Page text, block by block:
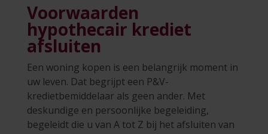
Voorwaarden
hypothecair krediet
afsluiten
Een woning kopen is een belangrijk moment in
uw leven. Dat begrijpt een P&V-
kredietbemiddelaar als geen ander. Met
deskundige en persoonlijke begeleiding,
begeleidt die u van A tot Z bij het afsluiten van